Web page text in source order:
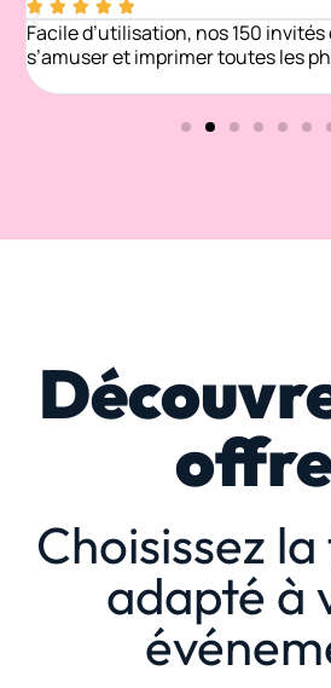
    
Facile d’utilisation, nos 150
s’amuser et imprimer toutes les
Choisissez
adapté à